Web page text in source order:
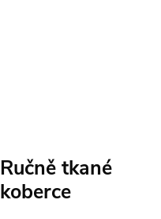
Ručně tkané
koberce